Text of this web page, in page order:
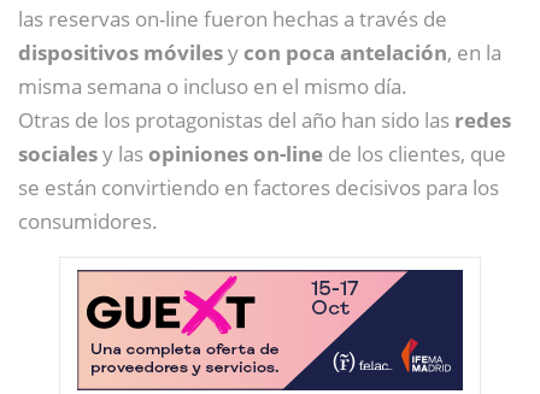
las reservas on-line fueron hechas a través de
dispositivos móvilesycon poca antelación, en la
misma semana o incluso en el mismo día.
Otras de los protagonistas del año han sido las redes
socialesy lasopiniones on-line de los clientes, que
se están convirtiendo en factores decisivos para los
consumidores.